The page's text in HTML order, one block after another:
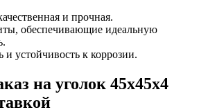
и прочная.
обеспечивающие идеальную
и устойчивость к коррозии.
на уголок 45х45х4